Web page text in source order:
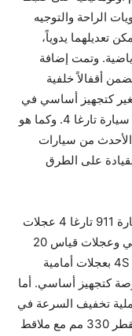
الراحة والتوجيه
تعديلهما يدوياً،
وتمت إضافة
أقفالاً خلفية
كتجهيز أساسي في
سيارة تارغا ‏4S ويتوفر كتجهيز اختياري في سيارة تارغا 4‏. وكما هو
الأحدث من سيارات
القيادة على الطرق
تتضمن تجهيزات القيادة الديناميكية في سيارة ‏911 تارغا ‏4 عجلات
خلائطية قياس ‏19 بوصة على المحور الأمامي وعجلات قياس ‏20
بوصة على المحور الخلفي. وتم تزويد طراز ‏4S بعجلات أمامية
‏20 بوصة وعجلات خلفية قياس ‏21 بوصة كتجهيز أساسي. أما
الاهتمام بعملية تخفيف السرعة في
كل من المحورين باستخدام أقراص مكابح بقطر ‏330 مم مع ملاقط